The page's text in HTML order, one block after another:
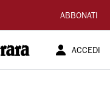
ABBONATI
ACCEDI